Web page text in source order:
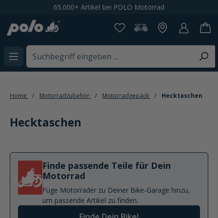
Spare 20% bei der
Home Motorradzubehör Motorradgepäck Hecktaschen
Hecktaschen
Finde passende Teile für Dein
Motorrad
Füge Motorräder zu Deiner Bike-Garage hinzu,
um passende Artikel zu finden.